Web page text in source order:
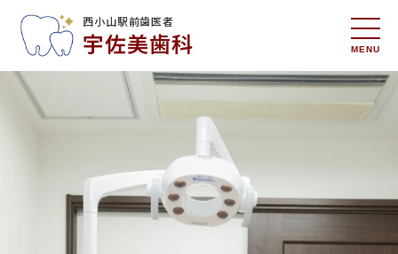
西小山駅前歯医者
宇佐美歯科 MENU